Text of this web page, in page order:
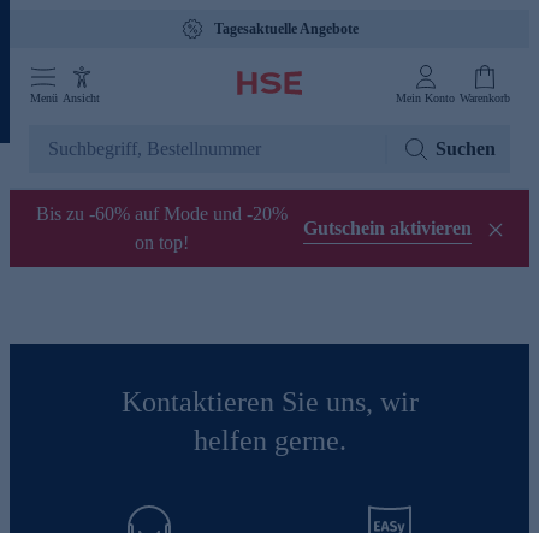
Tagesaktuelle Angebote
Menü Ansicht Mein Konto Warenkorb
Suchen
Bis zu -60% auf Mode und -20%
on top!
Gutschein aktivieren
Kontaktieren Sie uns, wir
helfen gerne.